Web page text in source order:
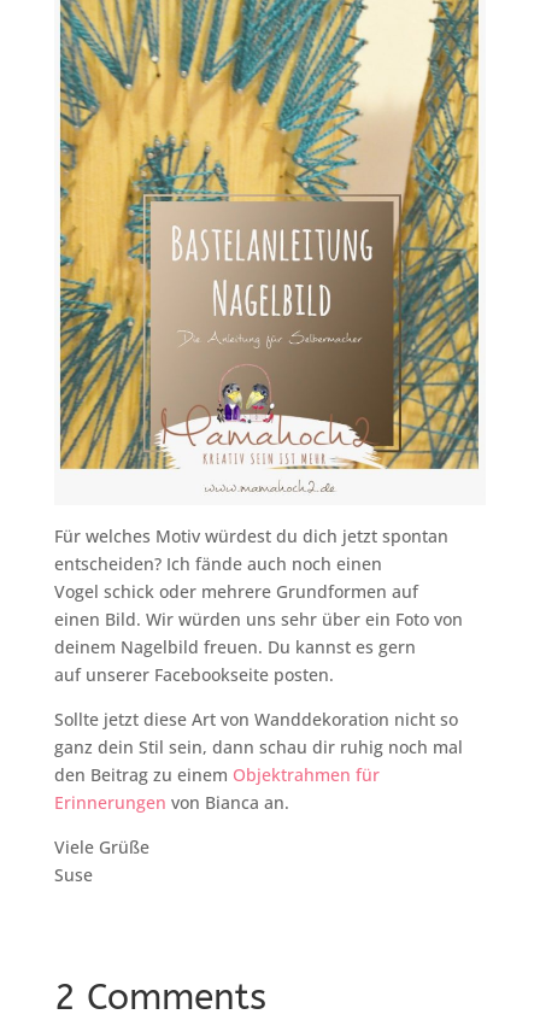
Für welches Motiv würdest du dich jetzt spontan
entscheiden? Ich fände auch noch einen
Vogel schick oder mehrere Grundformen auf
einen Bild. Wir würden uns sehr über ein Foto von
deinem Nagelbild freuen. Du kannst es gern
auf unserer Facebookseite posten.
Sollte jetzt diese Art von Wanddekoration nicht so
ganz dein Stil sein, dann schau dir ruhig noch mal
den Beitrag zu einem Objektrahmen für
Erinnerungen von Bianca an.
Viele Grüße
Suse
2 Comments